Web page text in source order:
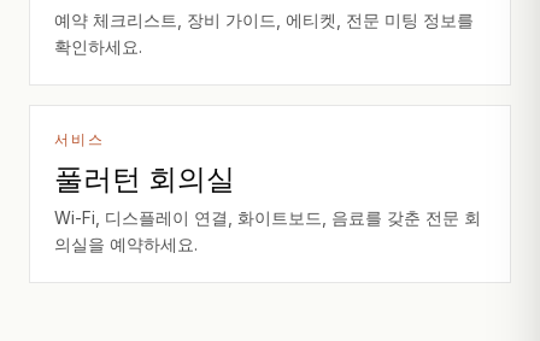
예약 체크리스트, 장비 가이드, 에티켓, 전문 미팅 정보를
확인하세요.
서비스
풀러턴 회의실
Wi-Fi, 디스플레이 연결, 화이트보드, 음료를 갖춘 전문 회
의실을 예약하세요.